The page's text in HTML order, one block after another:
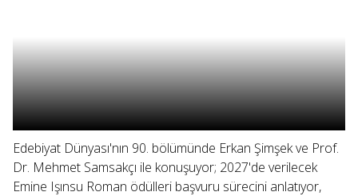
Edebiyat Dünyası'nın 90. bölümünde Erkan Şimşek ve Prof.
Dr. Mehmet Samsakçı ile konuşuyor; 2027'de verilecek
Emine Işınsu Roman ödülleri başvuru sürecini anlatıyor,